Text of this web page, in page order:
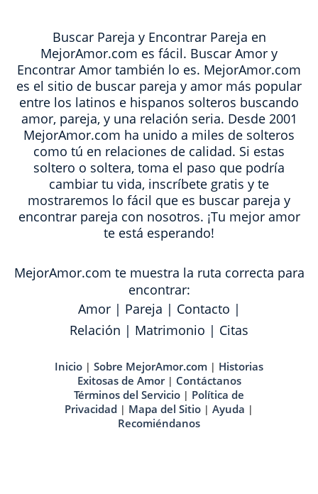
Buscar Pareja y Encontrar Pareja en
MejorAmor.com es fácil. Buscar Amor y
Encontrar Amor también lo es. MejorAmor.com
es el sitio de buscar pareja y amor más popular
entre los latinos e hispanos solteros buscando
amor, pareja, y una relación seria. Desde 2001
MejorAmor.com ha unido a miles de solteros
como tú en relaciones de calidad. Si estas
soltero o soltera, toma el paso que podría
cambiar tu vida, inscríbete gratis y te
mostraremos lo fácil que es buscar pareja y
encontrar pareja con nosotros. ¡Tu mejor amor
te está esperando!
MejorAmor.com te muestra la ruta correcta para
encontrar:
Amor| Pareja | Contacto |
Relación | Matrimonio | Citas
Inicio | Sobre MejorAmor.com | Historias
Exitosas de Amor| Contáctanos
Términos del Servicio | Política de
Privacidad | Mapa del Sitio | Ayuda |
Recomiéndanos